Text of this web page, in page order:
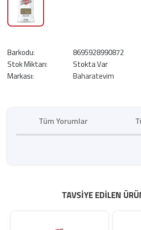
Barkodu:
8695928990872
Stok Miktarı:
Stokta Var
Markası:
Baharatevim
Tüm Yorumlar
TAVSIYE EDILEN